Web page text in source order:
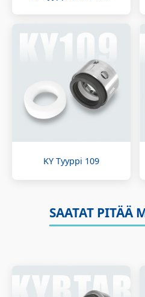
KY Tyyppi 109
SAATAT PITÄÄ